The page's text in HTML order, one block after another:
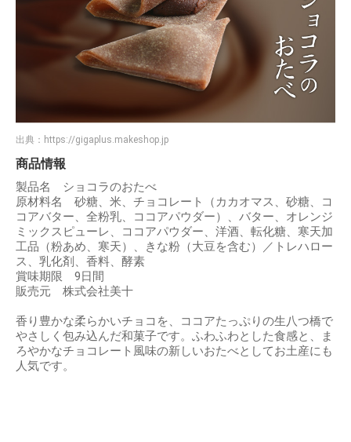
出典： https://gigaplus.makeshop.jp
商品情報
製品名 ショコラのおたべ
原材料名 砂糖、米、チョコレート（カカオマス、砂糖、コ
コアバター、全粉乳、ココアパウダー）、バター、オレンジ
ミックスピューレ、ココアパウダー、洋酒、転化糖、寒天加
工品（粉あめ、寒天）、きな粉（大豆を含む）／トレハロー
ス、乳化剤、香料、酵素
賞味期限 9日間
販売元 株式会社美十
香り豊かな柔らかいチョコを、ココアたっぷりの生八つ橋で
やさしく包み込んだ和菓子です。ふわふわとした食感と、ま
ろやかなチョコレート風味の新しいおたべとしてお土産にも
人気です。